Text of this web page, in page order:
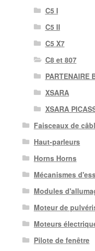
C5 I
C5 II
C5 X7
C8 et 807
PARTENAIRE
XSARA
XSARA
Faisceaux de
Haut-parleurs
Horns Horns
Mécanismes
Modules
Moteur de
Moteurs
Pilote de fenêtre